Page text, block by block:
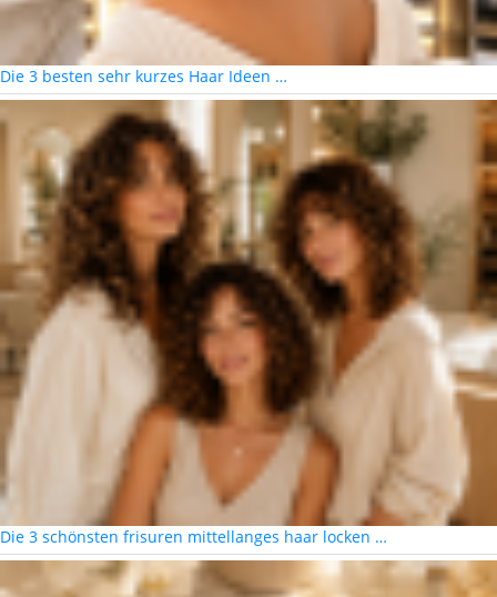
Die 3 besten sehr kurzes Haar Ideen …
Die 3 schönsten frisuren mittellanges haar locken …